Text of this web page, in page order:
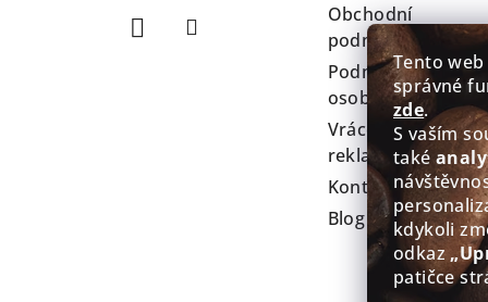
Tento
správné
zde.
S vaším
také
kdykoli
odkaz
patičce
Obchodní
podmínky
Podmínky
osobních údajů
Vrácení zboží a
reklamace
Kontakty
Blog